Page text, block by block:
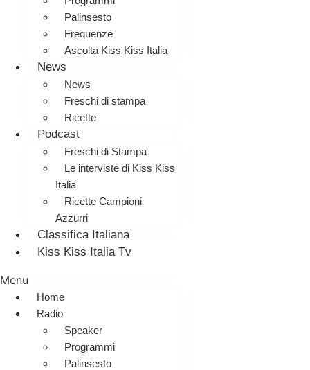
Palinsesto
Frequenze
Ascolta Kiss Kiss Italia
News
News
Freschi di stampa
Ricette
Podcast
Freschi di Stampa
Le interviste di Kiss Kiss
Italia
Ricette Campioni
Azzurri
Classifica Italiana
Kiss Kiss Italia Tv
Menu
Home
Radio
Speaker
Programmi
Palinsesto